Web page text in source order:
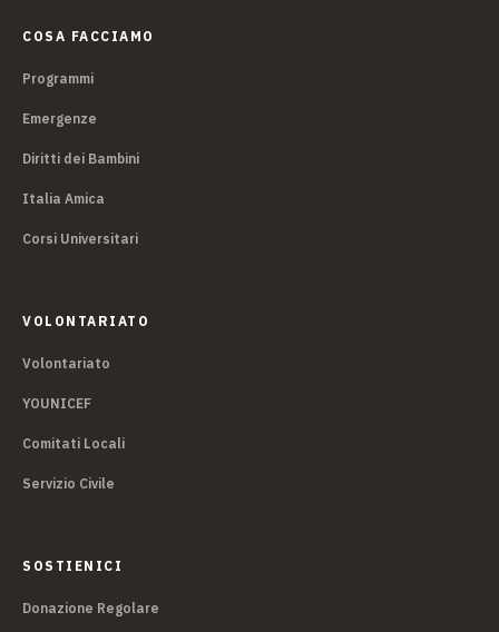
COSA FACCIAMO
Programmi
Emergenze
Diritti dei Bambini
Italia Amica
Corsi Universitari
VOLONTARIATO
Volontariato
YOUNICEF
Comitati Locali
Servizio Civile
SOSTIENICI
Donazione Regolare